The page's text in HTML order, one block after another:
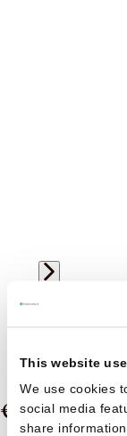
This website
We use cookies
social media
share
€ 12,99